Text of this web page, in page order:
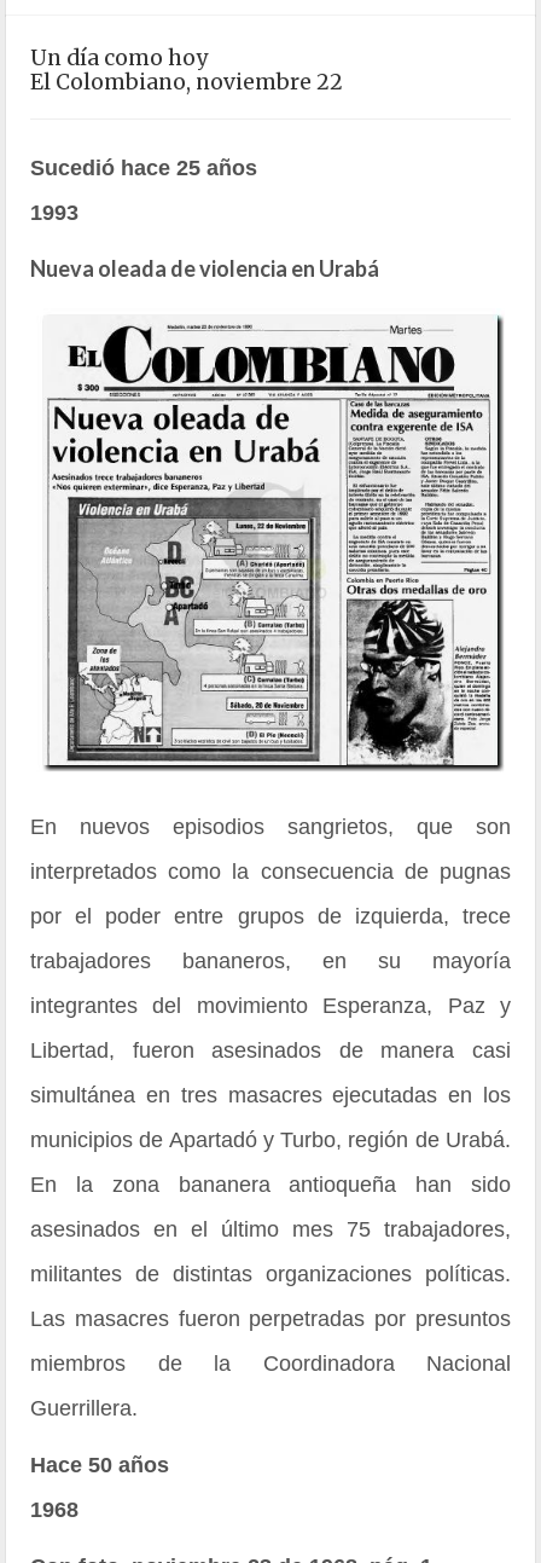
Un día como hoy
El Colombiano, noviembre 22
Sucedió hace 25 años
1993
Nueva oleada de violencia en Urabá
En nuevos episodios sangrietos, que son
interpretados como la consecuencia de pugnas
por el poder entre grupos de izquierda, trece
trabajadores bananeros, en su mayoría
integrantes del movimiento Esperanza, Paz y
Libertad, fueron asesinados de manera casi
simultánea en tres masacres ejecutadas en los
municipios de Apartadó y Turbo, región de Urabá.
En la zona bananera antioqueña han sido
asesinados en el último mes 75 trabajadores,
militantes de distintas organizaciones políticas.
Las masacres fueron perpetradas por presuntos
miembros de la Coordinadora Nacional
Guerrillera.
Hace 50 años
1968